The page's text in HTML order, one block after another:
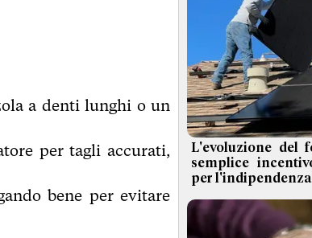
a denti lunghi o un
per tagli accurati,
bene per evitare
L'evoluzione del
semplice
per l'indipendenza